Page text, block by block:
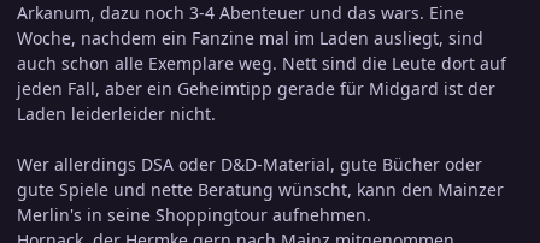
Arkanum, dazu noch 3-4 Abenteuer und das wars. Eine
Woche, nachdem ein Fanzine mal im Laden ausliegt, sind
auch schon alle Exemplare weg. Nett sind die Leute dort auf
jeden Fall, aber ein Geheimtipp gerade für Midgard ist der
Laden leiderleider nicht.
Wer allerdings DSA oder D&D-Material, gute Bücher oder
gute Spiele und nette Beratung wünscht, kann den Mainzer
Merlin's in seine Shoppingtour aufnehmen.